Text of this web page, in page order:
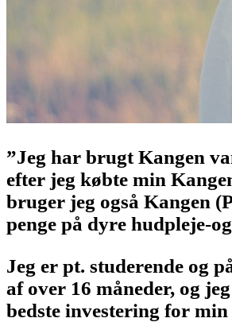
”Jeg har brugt Kangen
efter jeg købte min
bruger jeg også Kangen
penge på dyre hudpleje-
Jeg er pt. studerende og
af over 16 måneder, og
bedste investering for